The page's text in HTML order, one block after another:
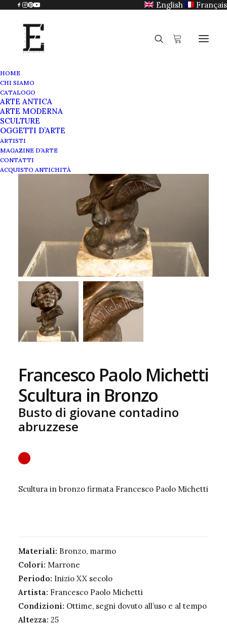
English Français
HOME
CHI SIAMO
CATALOGO
ARTE ANTICA
ARTE MODERNA
SCULTURE
OGGETTI D’ARTE
ARTISTI
MAGAZINE D’ARTE
CONTATTI
ACQUISTO ANTICHITÀ
Francesco Paolo Michetti
Scultura in Bronzo
Busto di giovane contadino
abruzzese
Scultura in bronzo firmata Francesco Paolo Michetti
Materiali: Bronzo, marmo
Colori: Marrone
Periodo: Inizio XX secolo
Artista: Francesco Paolo Michetti
Condizioni: Ottime, segni dovuto all’uso e al tempo
Altezza: 25